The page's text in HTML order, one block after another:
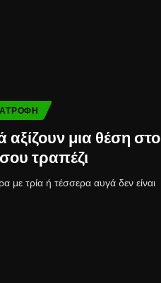
αξίζουν μια θέση στο
τραπέζι
με τρία ή τέσσερα αυγά δεν είναι